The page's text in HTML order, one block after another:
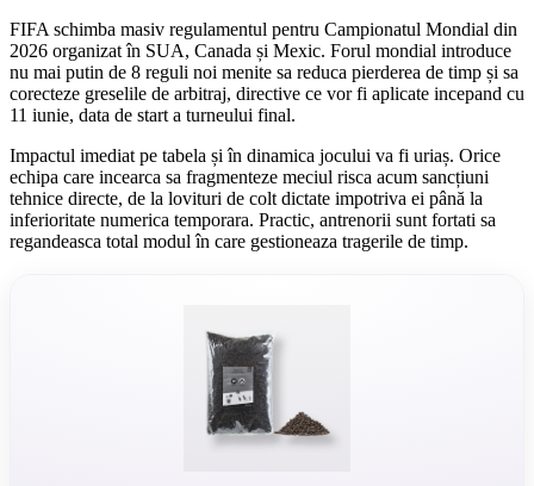
FIFA schimba masiv regulamentul pentru Campionatul Mondial din
2026 organizat în SUA, Canada și Mexic. Forul mondial introduce
nu mai putin de 8 reguli noi menite sa reduca pierderea de timp și sa
corecteze greselile de arbitraj, directive ce vor fi aplicate incepand cu
11 iunie, data de start a turneului final.
Impactul imediat pe tabela și în dinamica jocului va fi uriaș. Orice
echipa care incearca sa fragmenteze meciul risca acum sancțiuni
tehnice directe, de la lovituri de colt dictate impotriva ei până la
inferioritate numerica temporara. Practic, antrenorii sunt fortati sa
regandeasca total modul în care gestioneaza tragerile de timp.